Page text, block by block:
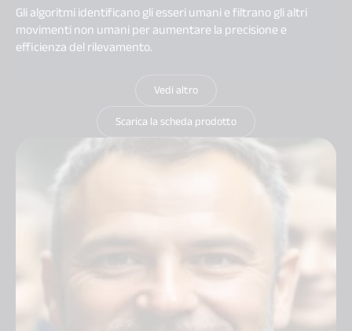
Gli algoritmi identificano gli esseri umani e filtrano gli altri
movimenti non umani per aumentare la precisione e
efficienza del rilevamento.
Vedi altro
Scarica la scheda prodotto